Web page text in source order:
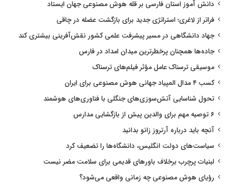
دانش آموز استان فارسی بر قله هوش مصنوعی جهان ایستاد
فراتر از لاغری؛ استراتژی جدید برای بازگشت عضله در چاقی
جهاد دانشگاهی در مسیر پیشرفت علمی کشور نقش‌آفرینی بیشتری کند
جاده‌ها همچنان پرخطرترین میدان امداد در فارس
موسیقی ترسناک عامل مؤثر فیلم‌های ترسناک
کسب ۴ مدال المپیاد جهانی هوش مصنوعی برای ایران
تحول شناسایی آتش‌سوزی‌های جنگلی با فناوری‌های هوشمند
۶ توصیه مهم برای والدین پیش از بازگشایی مدارس
آنچه باید درباره آرتروز زانو بدانید
سیاست‌های دولت انگلیس، دانشگاه‌ها را تضعیف کرد
لبنیات پرچرب برخلاف باورهای قدیمی برای سلامت مضر نیست
رؤیای هوش مصنوعی چه زمانی واقعی می‌شود؟